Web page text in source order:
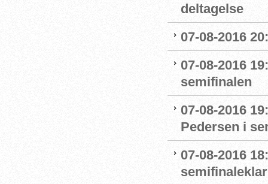
deltagelse
07-08-2016
07-08-2016
semifinalen
07-08-2016
Pedersen i
07-08-2016